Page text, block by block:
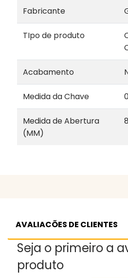
Fabricante
TIpo de produto
Acabamento
Medida da Chave
Medida de Abertura
(MM)
8
AVALIACÕES DE CLIENTES
Seja o primeiro a
produto